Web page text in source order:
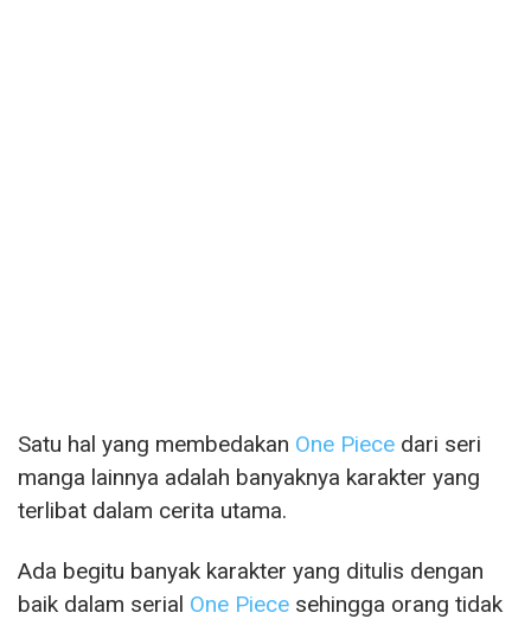
Satu hal yang membedakan One Piece dari seri
manga lainnya adalah banyaknya karakter yang
terlibat dalam cerita utama.
Ada begitu banyak karakter yang ditulis dengan
baik dalam serial One Piece sehingga orang tidak